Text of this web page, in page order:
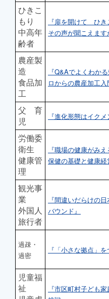
ひきこ
もり
中高年
齢者
『扉を開けて ひき
その声が聞こえます
農産製
造
食品加
工
『Q&Aでよくわか
ロからの農産加工入
父 育
児
『進化形態はイクメ
労働委
衛生
健康管
理
『職場の健康がみ
保健の基礎と健康経
観光事
業
外国人
旅行者
『間違いだらけの
バウンド』
過疎・
過密
『「小さな拠点」を
児童福
祉
『市区町村子ども